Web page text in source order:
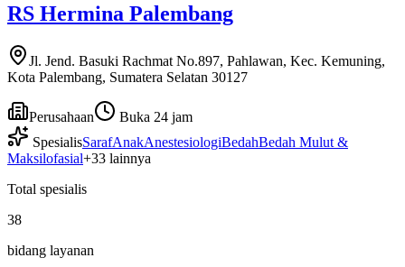
RS Hermina Palembang
Jl. Jend. Basuki Rachmat No.897, Pahlawan, Kec. Kemuning,
Kota Palembang, Sumatera Selatan 30127
Perusahaan
Buka 24 jam
SpesialisSarafAnakAnestesiologiBedahBedah Mulut &
Maksilofasial+33 lainnya
Total spesialis
38
bidang layanan